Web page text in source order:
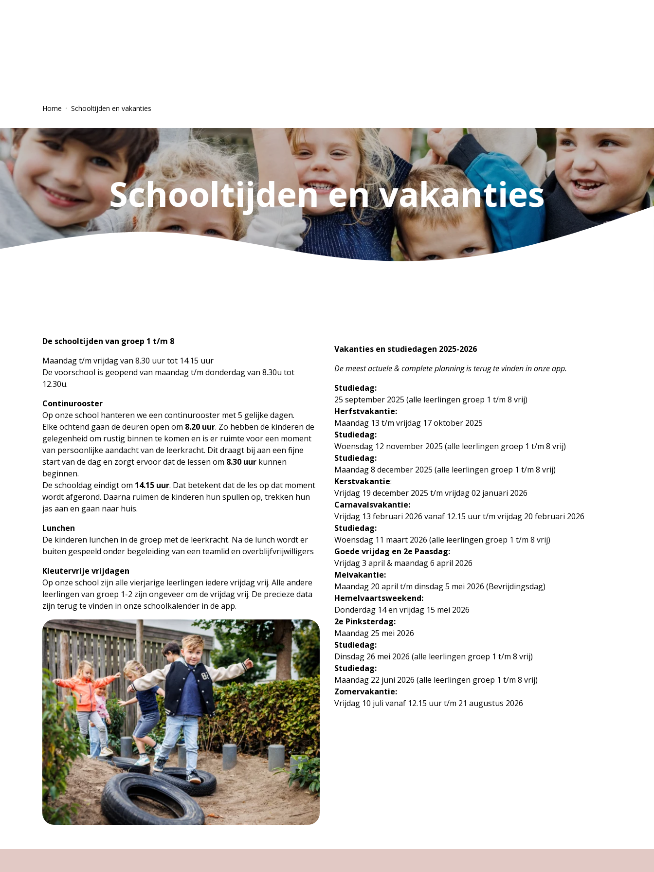
Home Schooltijden en vakanties
Schooltijden en vakanties
De schooltijden van groep 1 t/m 8
Maandag t/m vrijdag van 8.30 uur tot 14.15 uur
De voorschool is geopend van maandag t/m donderdag van 8.30u tot
12.30u.
Continurooster
Op onze school hanteren we een continurooster met 5 gelijke dagen.
Elke ochtend gaan de deuren open om 8.20 uur. Zo hebben de kinderen de
gelegenheid om rustig binnen te komen en is er ruimte voor een moment
van persoonlijke aandacht van de leerkracht. Dit draagt bij aan een fijne
start van de dag en zorgt ervoor dat de lessen om 8.30 uur kunnen
beginnen.
De schooldag eindigt om 14.15 uur. Dat betekent dat de les op dat moment
wordt afgerond. Daarna ruimen de kinderen hun spullen op, trekken hun
jas aan en gaan naar huis.
Lunchen
De kinderen lunchen in de groep met de leerkracht. Na de lunch wordt er
buiten gespeeld onder begeleiding van een teamlid en overblijfvrijwilligers
Kleutervrije vrijdagen
Op onze school zijn alle vierjarige leerlingen iedere vrijdag vrij. Alle andere
leerlingen van groep 1-2 zijn ongeveer om de vrijdag vrij. De precieze data
zijn terug te vinden in onze schoolkalender in de app.
Vakanties en studiedagen 2025-2026
De meest actuele & complete planning is terug te vinden in onze app.
Studiedag:
25 september 2025 (alle leerlingen groep 1 t/m 8 vrij)
Herfstvakantie:
Maandag 13 t/m vrijdag 17 oktober 2025
Studiedag:
Woensdag 12 november 2025 (alle leerlingen groep 1 t/m 8 vrij)
Studiedag:
Maandag 8 december 2025 (alle leerlingen groep 1 t/m 8 vrij)
Kerstvakantie:
Vrijdag 19 december 2025 t/m vrijdag 02 januari 2026
Carnavalsvakantie:
Vrijdag 13 februari 2026 vanaf 12.15 uur t/m vrijdag 20 februari 2026
Studiedag:
Woensdag 11 maart 2026 (alle leerlingen groep 1 t/m 8 vrij)
Goede vrijdag en 2e Paasdag:
Vrijdag 3 april & maandag 6 april 2026
Meivakantie:
Maandag 20 april t/m dinsdag 5 mei 2026 (Bevrijdingsdag)
Hemelvaartsweekend:
Donderdag 14 en vrijdag 15 mei 2026
2e Pinksterdag:
Maandag 25 mei 2026
Studiedag:
Dinsdag 26 mei 2026 (alle leerlingen groep 1 t/m 8 vrij)
Studiedag:
Maandag 22 juni 2026 (alle leerlingen groep 1 t/m 8 vrij)
Zomervakantie:
Vrijdag 10 juli vanaf 12.15 uur t/m 21 augustus 2026